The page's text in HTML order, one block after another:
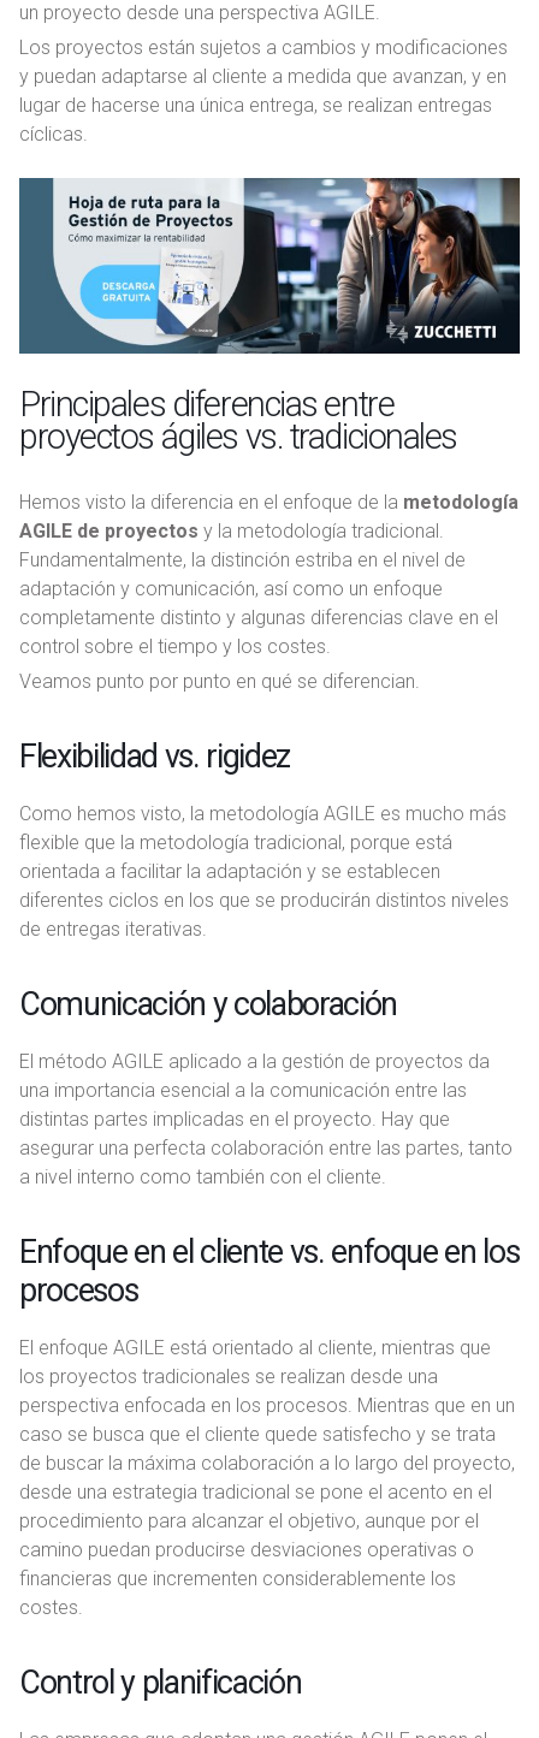
un proyecto desde una perspectiva AGILE.
Los proyectos están sujetos a cambios y modificaciones
y puedan adaptarse al cliente a medida que avanzan, y en
lugar de hacerse una única entrega, se realizan entregas
cíclicas.
Principales diferencias entre
proyectos ágiles vs. tradicionales
Hemos visto la diferencia en el enfoque de la metodología
AGILE de proyectos y la metodología tradicional.
Fundamentalmente, la distinción estriba en el nivel de
adaptación y comunicación, así como un enfoque
completamente distinto y algunas diferencias clave en el
control sobre el tiempo y los costes.
Veamos punto por punto en qué se diferencian.
Flexibilidad vs. rigidez
Como hemos visto, la metodología AGILE es mucho más
flexible que la metodología tradicional, porque está
orientada a facilitar la adaptación y se establecen
diferentes ciclos en los que se producirán distintos niveles
de entregas iterativas.
Comunicación y colaboración
El método AGILE aplicado a la gestión de proyectos da
una importancia esencial a la comunicación entre las
distintas partes implicadas en el proyecto. Hay que
asegurar una perfecta colaboración entre las partes, tanto
a nivel interno como también con el cliente.
Enfoque en el cliente vs. enfoque en los
procesos
El enfoque AGILE está orientado al cliente, mientras que
los proyectos tradicionales se realizan desde una
perspectiva enfocada en los procesos. Mientras que en un
caso se busca que el cliente quede satisfecho y se trata
de buscar la máxima colaboración a lo largo del proyecto,
desde una estrategia tradicional se pone el acento en el
procedimiento para alcanzar el objetivo, aunque por el
camino puedan producirse desviaciones operativas o
financieras que incrementen considerablemente los
costes.
Control y planificación